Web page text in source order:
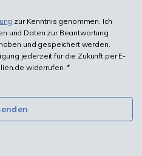
zur Kenntnis genommen. Ich
und Daten zur Beantwortung
und gespeichert werden.
jederzeit für die Zukunft per E-
widerrufen. *